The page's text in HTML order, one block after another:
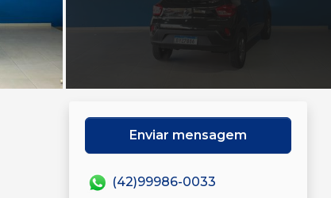
Enviar mensagem
(42)99986-0033